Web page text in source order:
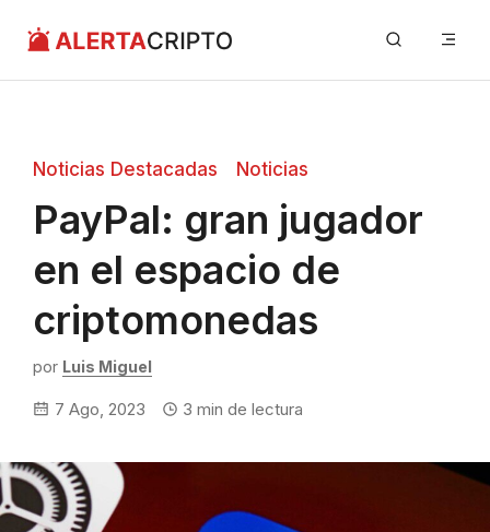
contenido
Noticias Destacadas Noticias
PayPal: gran jugador
en el espacio de
criptomonedas
por Luis Miguel
7 Ago, 2023 3 min de lectura